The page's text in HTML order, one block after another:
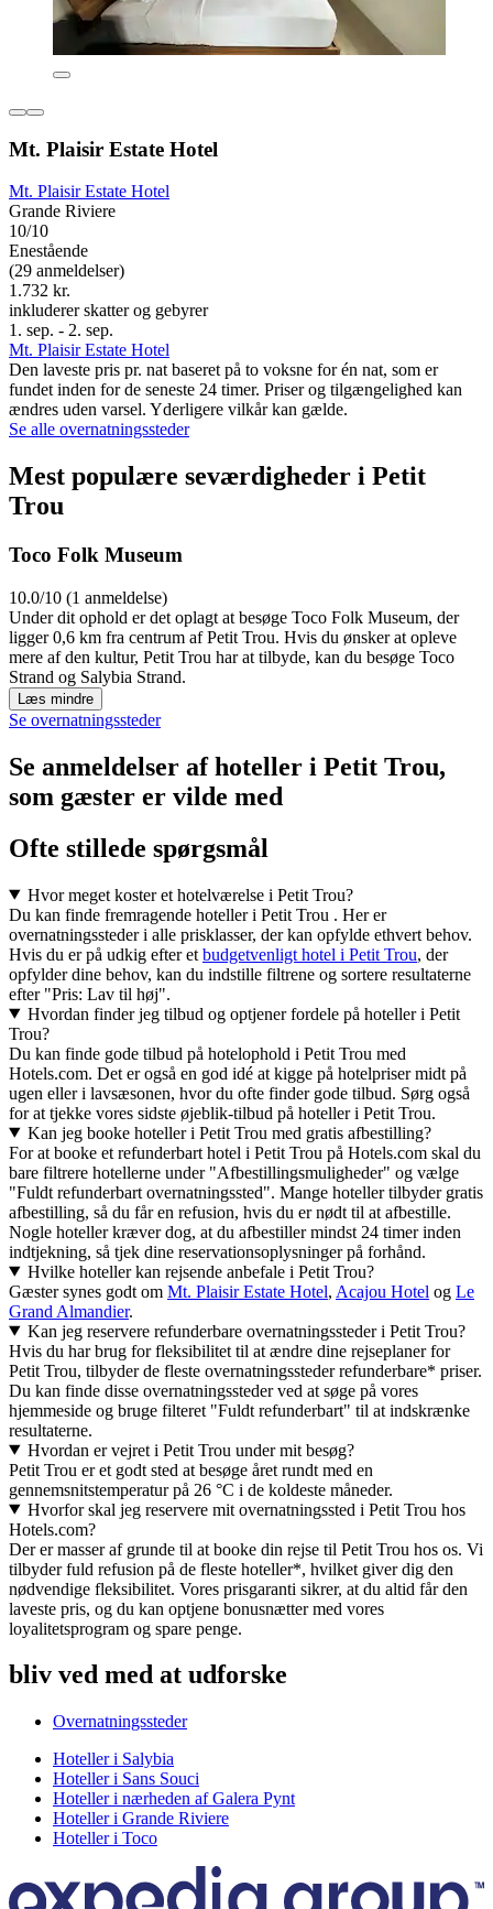
Mt. Plaisir Estate Hotel
Mt. Plaisir Estate Hotel
Grande Riviere
10/10
Enestående
(29 anmeldelser)
1.732 kr.
inkluderer skatter og gebyrer
1. sep. - 2. sep.
Mt. Plaisir Estate Hotel
Den laveste pris pr. nat baseret på to voksne for én nat, som er
fundet inden for de seneste 24 timer. Priser og tilgængelighed kan
ændres uden varsel. Yderligere vilkår kan gælde.
Se alle overnatningssteder
Mest populære seværdigheder i Petit
Trou
Toco Folk Museum
10.0/10 (1 anmeldelse)
Under dit ophold er det oplagt at besøge Toco Folk Museum, der
ligger 0,6 km fra centrum af Petit Trou. Hvis du ønsker at opleve
mere af den kultur, Petit Trou har at tilbyde, kan du besøge Toco
Strand og Salybia Strand.
Læs mindre
Se overnatningssteder
Se anmeldelser af hoteller i Petit Trou,
som gæster er vilde med
Ofte stillede spørgsmål
Hvor meget koster et hotelværelse i Petit Trou?
Du kan finde fremragende hoteller i Petit Trou . Her er
overnatningssteder i alle prisklasser, der kan opfylde ethvert behov.
Hvis du er på udkig efter et budgetvenligt hotel i Petit Trou, der
opfylder dine behov, kan du indstille filtrene og sortere resultaterne
efter "Pris: Lav til høj".
Hvordan finder jeg tilbud og optjener fordele på hoteller i Petit
Trou?
Du kan finde gode tilbud på hotelophold i Petit Trou med
Hotels.com. Det er også en god idé at kigge på hotelpriser midt på
ugen eller i lavsæsonen, hvor du ofte finder gode tilbud. Sørg også
for at tjekke vores sidste øjeblik-tilbud på hoteller i Petit Trou.
Kan jeg booke hoteller i Petit Trou med gratis afbestilling?
For at booke et refunderbart hotel i Petit Trou på Hotels.com skal du
bare filtrere hotellerne under "Afbestillingsmuligheder" og vælge
"Fuldt refunderbart overnatningssted". Mange hoteller tilbyder gratis
afbestilling, så du får en refusion, hvis du er nødt til at afbestille.
Nogle hoteller kræver dog, at du afbestiller mindst 24 timer inden
indtjekning, så tjek dine reservationsoplysninger på forhånd.
Hvilke hoteller kan rejsende anbefale i Petit Trou?
Gæster synes godt om Mt. Plaisir Estate Hotel, Acajou Hotel og Le
Grand Almandier.
Kan jeg reservere refunderbare overnatningssteder i Petit Trou?
Hvis du har brug for fleksibilitet til at ændre dine rejseplaner for
Petit Trou, tilbyder de fleste overnatningssteder refunderbare* priser.
Du kan finde disse overnatningssteder ved at søge på vores
hjemmeside og bruge filteret "Fuldt refunderbart" til at indskrænke
resultaterne.
Hvordan er vejret i Petit Trou under mit besøg?
Petit Trou er et godt sted at besøge året rundt med en
gennemsnitstemperatur på 26 °C i de koldeste måneder.
Hvorfor skal jeg reservere mit overnatningssted i Petit Trou hos
Hotels.com?
Der er masser af grunde til at booke din rejse til Petit Trou hos os. Vi
tilbyder fuld refusion på de fleste hoteller*, hvilket giver dig den
nødvendige fleksibilitet. Vores prisgaranti sikrer, at du altid får den
laveste pris, og du kan optjene bonusnætter med vores
loyalitetsprogram og spare penge.
bliv ved med at udforske
Overnatningssteder
Hoteller i Salybia
Hoteller i Sans Souci
Hoteller i nærheden af Galera Pynt
Hoteller i Grande Riviere
Hoteller i Toco